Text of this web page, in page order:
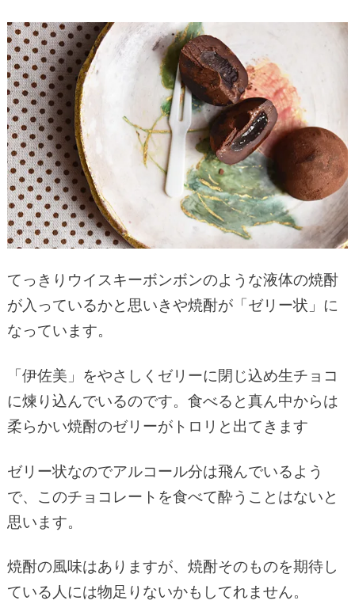
てっきりウイスキーボンボンのような液体の焼酎
が入っているかと思いきや焼酎が「ゼリー状」に
なっています。
「伊佐美」をやさしくゼリーに閉じ込め生チョコ
に煉り込んでいるのです。食べると真ん中からは
柔らかい焼酎のゼリーがトロリと出てきます
ゼリー状なのでアルコール分は飛んでいるよう
で、このチョコレートを食べて酔うことはないと
思います。
焼酎の風味はありますが、焼酎そのものを期待し
ている人には物足りないかもしてれません。